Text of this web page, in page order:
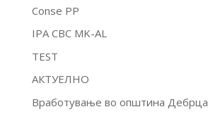
Conse PP
IPA CBC MK-AL
TEST
АКТУЕЛНО
Вработување во општина Дебрца